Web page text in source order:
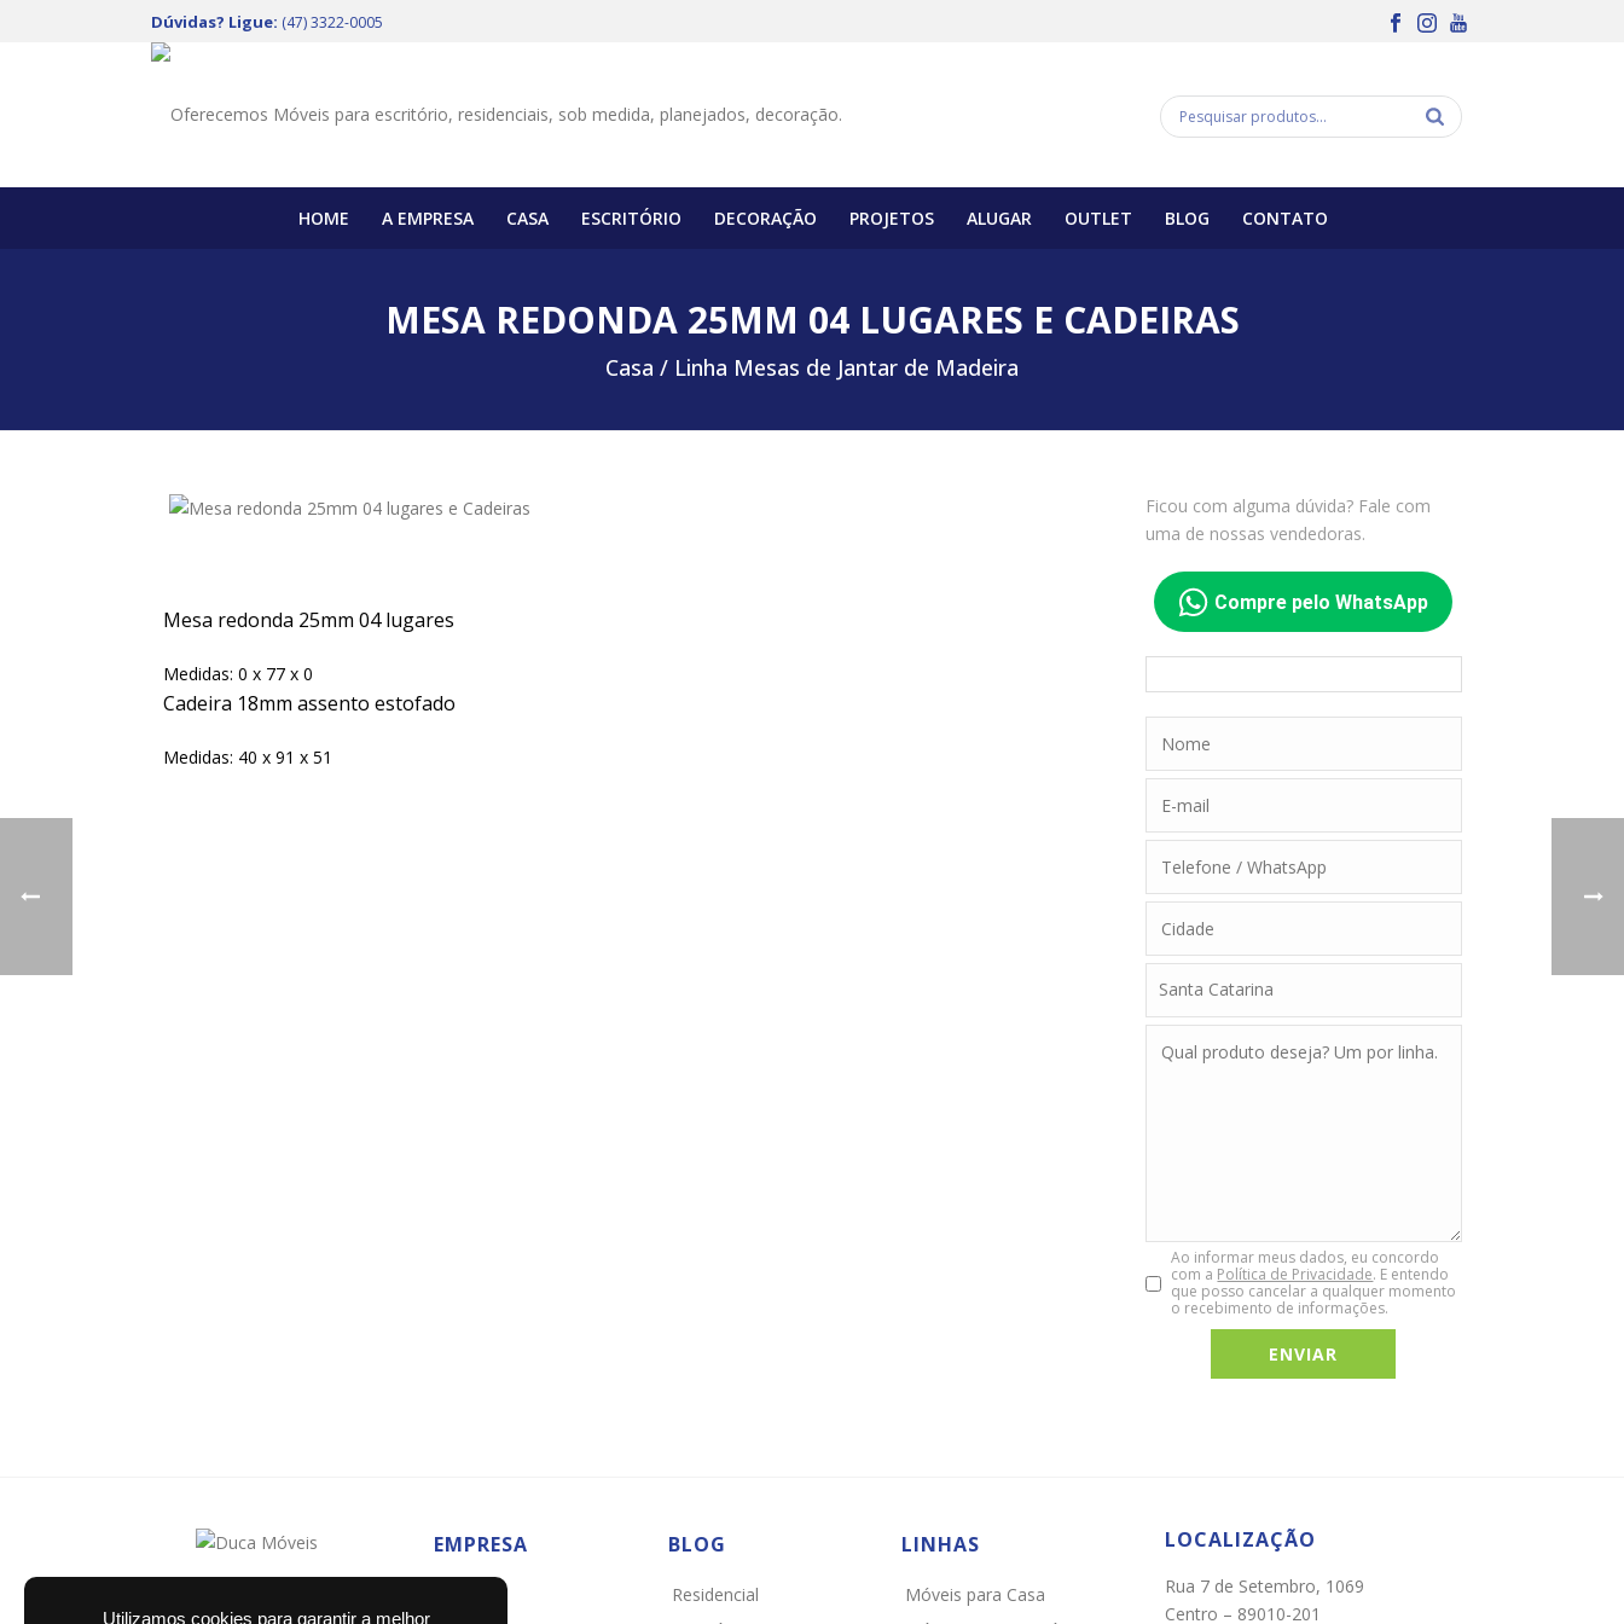
Utilizamos cookies para garantir a melhor
Dúvidas? Ligue: (47) 3322-0005
HOME A EMPRESA CASA ESCRITÓRIO DECORAÇÃO PROJETOS ALUGAR OUTLET BLOG CONTATO
MESA REDONDA 25MM 04 LUGARES E CADEIRAS
Casa / Linha Mesas de Jantar de Madeira
Mesa redonda 25mm 04 lugares
Medidas: 0 x 77 x 0
Cadeira 18mm assento estofado
Medidas: 40 x 91 x 51
Ficou com alguma dúvida? Fale com
uma de nossas vendedoras.
Compre pelo WhatsApp
Ao informar meus dados, eu concordo
com a Política de Privacidade. E entendo
que posso cancelar a qualquer momento
o recebimento de informações.
EMPRESA BLOG
Residencial
LINHAS
Móveis para Casa
LOCALIZAÇÃO
Rua 7 de Setembro, 1069
Centro – 89010-201
Chat WhatsApp
Por favor, preencha os campos abaixo para
conversar e teremos todo o prazer em